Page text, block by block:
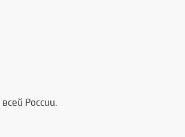
России.